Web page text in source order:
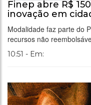
Finep abre R$
inovação em
Modalidade faz parte do
recursos não
10:51 - Em: